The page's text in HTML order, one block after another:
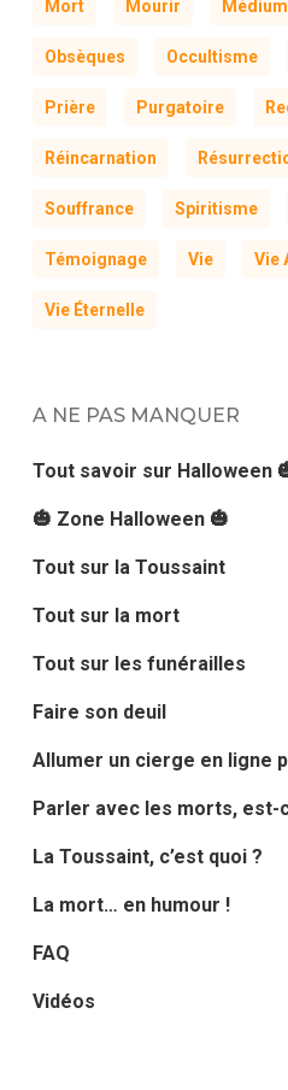
Mort Mourir
Obsèques Occultisme
Prière Purgatoire
Réincarnation
Souffrance Spiritisme
Témoignage Vie Vie
Vie Éternelle
A NE PAS MANQUER
Tout savoir sur Halloween
🎃 Zone Halloween 🎃
Tout sur la Toussaint
Tout sur la mort
Tout sur les funérailles
Faire son deuil
Allumer un cierge en ligne
Parler avec les morts,
La Toussaint, c’est quoi ?
La mort… en humour !
FAQ
Vidéos